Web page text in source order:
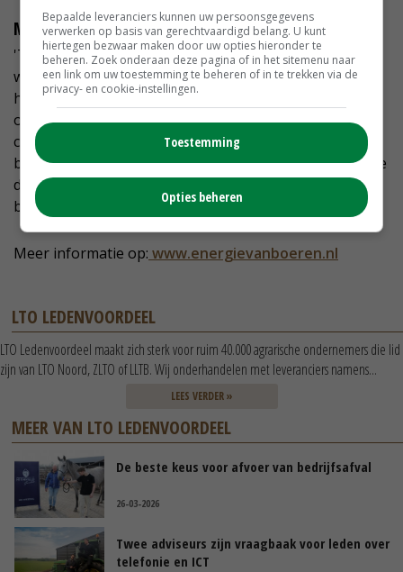
Meedoen?
'Trots op de agrarische sector en de stappen die gezet
worden op het gebied van duurzame energie? Dan is
het LTO Energie Collectief ook iets voor u. Of u nou
opwekker of afnemer bent, sluit u ook aan bij dit
collectief. 'De energie binnen het collectief is voor nu
bedoeld voor de agrarische sector. Op termijn willen we
dit uitbreiden naar liefhebbers van het platteland. Zo
blijft de energie in de sector', legt Schuitemaker uit.
Meer informatie op: www.energievanboeren.nl
LTO LEDENVOORDEEL
LTO Ledenvoordeel maakt zich sterk voor ruim 40.000 agrarische ondernemers die lid
zijn van LTO Noord, ZLTO of LLTB. Wij onderhandelen met leveranciers namens...
LEES VERDER »
MEER VAN LTO LEDENVOORDEEL
De beste keus voor afvoer van bedrijfsafval
26-03-2026
Twee adviseurs zijn vraagbaak voor leden over
telefonie en ICT
Bepaalde leveranciers kunnen uw persoonsgegevens
verwerken op basis van gerechtvaardigd belang. U kunt
hiertegen bezwaar maken door uw opties hieronder te
beheren. Zoek onderaan deze pagina of in het sitemenu naar
een link om uw toestemming te beheren of in te trekken via de
privacy- en cookie-instellingen.
Toestemming
Opties beheren